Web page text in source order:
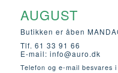
AUGUST
Butikken er åben
Tlf. 61 33 91 66
E-mail: info@auro.dk
Telefon og e-mail besvares